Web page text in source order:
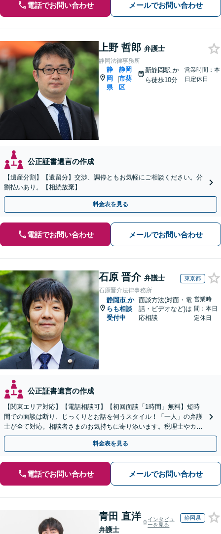
電話でお問い合わせ メールでお問い合わせ
上野 哲郎 弁護士
静岡法律事務所
静
岡
県
|
静岡
市葵
区
新静岡駅か
ら徒歩10分
営業時間：本
日定休日
公正証書遺言の作成
【遺産分割】【遺留分】交渉、調停ともお気軽にご相談ください。分
割払いあり。【相続放棄】
料金表を見る
電話でお問い合わせ メールでお問い合わせ
石原 晋介 弁護士 東京都
石原晋介法律事務所
静岡市 か
らも相談
受付中
面談方法(対面・電
話・ビデオなど)は
応相談
営業時
間：本日
定休日
公正証書遺言の作成
【関東エリア対応】【電話相談可】【初回面談「1時間」無料】短時
間での面談は断り、じっくりとお話を伺うスタイル！「一人」の弁護
士が全て対応。相談者さまのお気持ちに寄り添います。税理士やカウ
ンセラーと連携し、生前対策のご相談も
料金表を見る
電話でお問い合わせ メールでお問い合わせ
青田 直洋
弁護士
インタビュ
ーを見る
静岡県